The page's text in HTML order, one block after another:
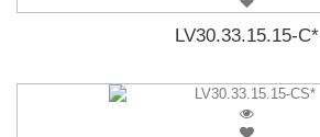
LV30.33.15.15-C*